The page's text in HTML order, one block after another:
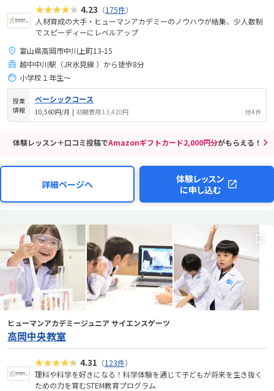
★★★★★ 4.23 （175件）
人材育成の大手・ヒューマンアカデミーのノウハウが結集、少人数制
でスピーディーにレベルアップ
富山県高岡市中川上町13-15
越中中川駅（JR氷見線 ）から徒歩8分
小学校１年生〜
授業
情報
ベーシックコース
10,560円/月 | 初期費用 13,420円 他4件
体験レッスン＋口コミ投稿でAmazonギフトカード2,000円分がもらえる！
詳細ページへ
体験レッスン
に申し込む
ヒューマンアカデミージュニア サイエンスゲーツ
高岡中央教室
★★★★★ 4.31 （123件）
理科や科学を好きになる！科学体験を通じて子どもが将来を生き抜く
ための力を育むSTEM教育プログラム